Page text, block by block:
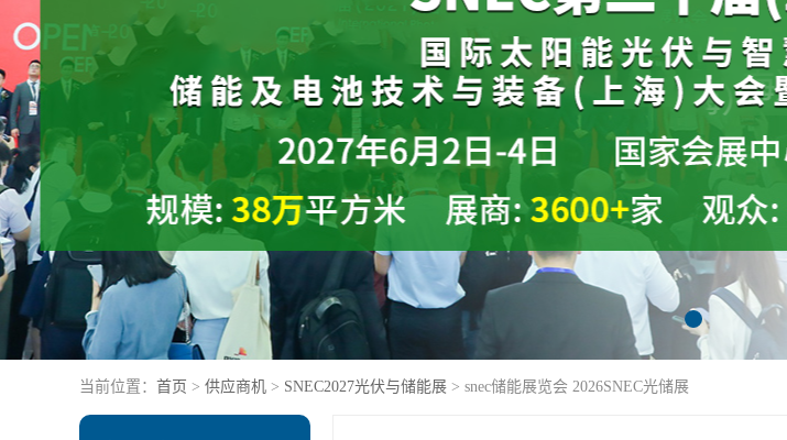
当前位置： 首页 > 供应商机 > SNEC2027光伏与储能展 > snec储能展览会 2026SNEC光储展